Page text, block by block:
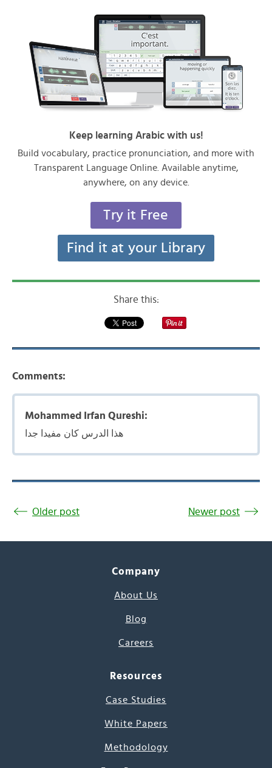
Keep learning Arabic with us!
Build vocabulary, practice pronunciation, and more with
Transparent Language Online. Available anytime,
anywhere, on any device.
Try it Free
Find it at your Library
Share this:
Comments:
Mohammed Irfan Qureshi:
هذا الدرس كان مفيدا جدا
Older post Newer post
Company
About Us
Blog
Careers
Resources
Case Studies
White Papers
Methodology